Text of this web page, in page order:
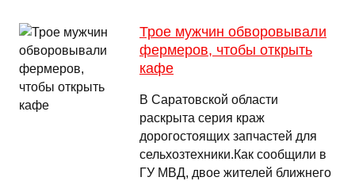
Трое мужчин обворовывали
фермеров, чтобы открыть
кафе
В Саратовской области
раскрыта серия краж
дорогостоящих запчастей для
сельхозтехники.Как сообщили в
ГУ МВД, двое жителей ближнего